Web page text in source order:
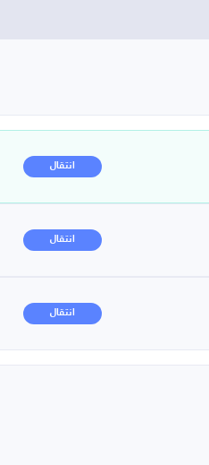
انتقال
انتقال
انتقال